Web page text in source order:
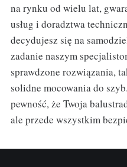
na rynku od wielu lat,
usług i doradztwa
decydujesz się na
zadanie naszym
sprawdzone rozwiązania,
solidne mocowania do
pewność, że Twoja
ale przede wszystkim